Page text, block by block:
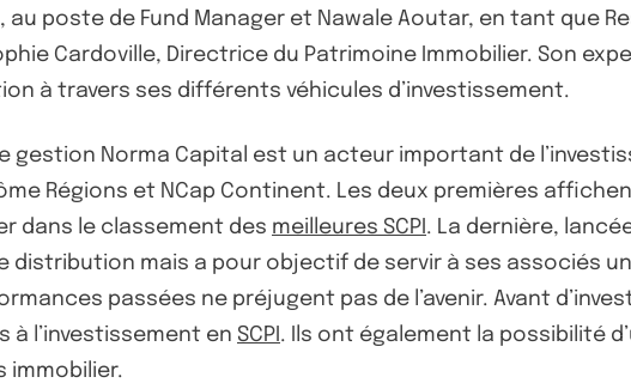
au poste de Fund Manager et Nawale Aoutar, en tant que
Cardoville, Directrice du Patrimoine Immobilier. Son
à travers ses différents véhicules d’investissement.
gestion Norma Capital est un acteur important de
Régions et NCap Continent. Les deux premières
dans le classement des meilleures SCPI . La dernière,
mais a pour objectif de servir à ses associés un
passées ne préjugent pas de l’avenir. Avant
à l’investissement en SCPI . Ils ont également la possibilité
immobilier.